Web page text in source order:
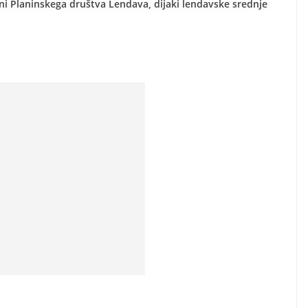
Planinskega društva Lendava, dijaki lendavske srednje